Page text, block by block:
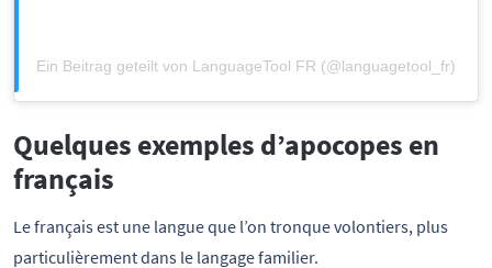
Ein Beitrag geteilt von LanguageTool FR (@languagetool_fr)
Quelques exemples d’apocopes en
français
Le français est une langue que l’on tronque volontiers, plus
particulièrement dans le langage familier.